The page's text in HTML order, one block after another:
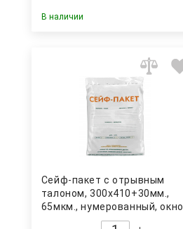
В наличии
Сейф-пакет с отрывным
талоном, 300х410+30мм.,
65мкм., нумерованный, окно
для сопр. докум, 50шт/уп.